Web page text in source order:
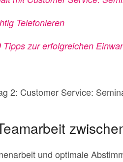
Telefonieren
zur erfolgreichen
2: Customer Service:
und optimale